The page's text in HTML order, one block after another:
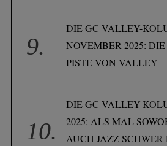
DIE GC VALLEY-
NOVEMBER 2025:
PISTE VON VALLEY
DIE GC VALLEY-
2025: ALS MAL
AUCH JAZZ
r
c